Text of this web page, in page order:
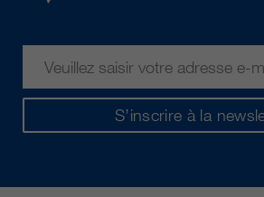
S’inscrire à la